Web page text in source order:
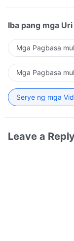
Iba pang mga
Mga Pagbasa
Mga Pagbasa
Serye ng mga
Leave a